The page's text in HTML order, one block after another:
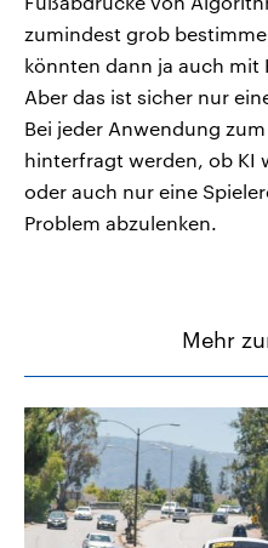
zumindest grob
könnten dann ja auch mit
Aber das ist sicher nur
Bei jeder Anwendung
hinterfragt werden, ob KI
oder auch nur eine
Problem abzulenken.
Mehr